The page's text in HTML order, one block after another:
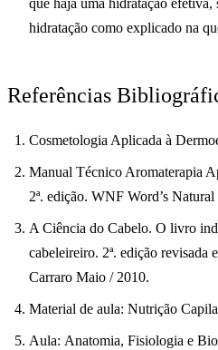
que haja uma hidratação efetiva,
hidratação como explicado na
Referências
Cosmetologia Aplicada à
Manual Técnico Aromaterapia
2ª. edição. WNF Word’s
A Ciência do Cabelo. O livro
cabeleireiro. 2ª. edição revisada
Carraro Maio / 2010.
Material de aula: Nutrição
Aula: Anatomia, Fisiologia e